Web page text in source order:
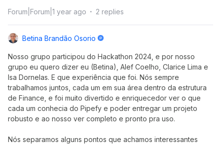
Forum|Forum|1 year ago 2 replies
Betina Brandão Osorio
Nosso grupo participou do Hackathon 2024, e por nosso
grupo eu quero dizer eu (Betina), Alef Coelho, Clarice Lima e
Isa Dornelas. E que experiência que foi. Nós sempre
trabalhamos juntos, cada um em sua área dentro da estrutura
de Finance, e foi muito divertido e enriquecedor ver o que
cada um conhecia do Pipefy e poder entregar um projeto
robusto e ao nosso ver completo e pronto pra uso.
Nós separamos alguns pontos que achamos interessantes